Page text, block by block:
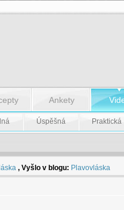
Ankety
Úspěšná Praktická
, Vyšlo v blogu: Plavovláska